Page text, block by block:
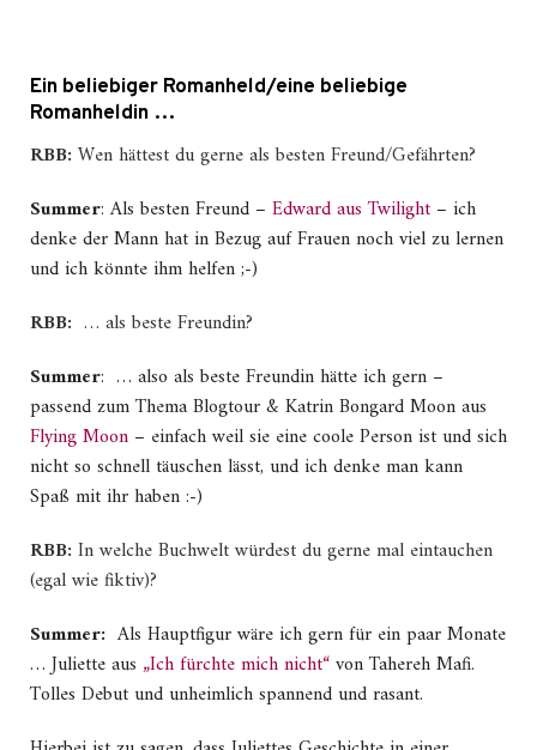
Ein beliebiger Romanheld/eine beliebige
Romanheldin …
RBB: Wen hättest du gerne als besten Freund/Gefährten?
Summer: Als besten Freund – Edward aus Twilight – ich
denke der Mann hat in Bezug auf Frauen noch viel zu lernen
und ich könnte ihm helfen ;-)
RBB: … als beste Freundin?
Summer: … also als beste Freundin hätte ich gern –
passend zum Thema Blogtour & Katrin Bongard Moon aus
Flying Moon – einfach weil sie eine coole Person ist und sich
nicht so schnell täuschen lässt, und ich denke man kann
Spaß mit ihr haben :-)
RBB: In welche Buchwelt würdest du gerne mal eintauchen
(egal wie fiktiv)?
Summer: Als Hauptfigur wäre ich gern für ein paar Monate
… Juliette aus „Ich fürchte mich nicht“von Tahereh Mafi.
Tolles Debut und unheimlich spannend und rasant.